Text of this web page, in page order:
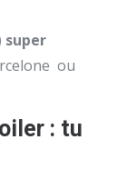
super
ou
: tu